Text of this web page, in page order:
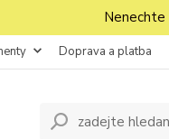
Nenechte
Doprava a platba